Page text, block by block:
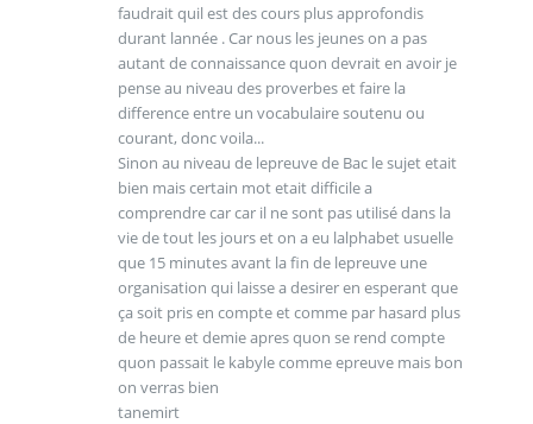
faudrait quil est des cours plus approfondis
durant lannée . Car nous les jeunes on a pas
autant de connaissance quon devrait en avoir je
pense au niveau des proverbes et faire la
difference entre un vocabulaire soutenu ou
courant, donc voila...
Sinon au niveau de lepreuve de Bac le sujet etait
bien mais certain mot etait difficile a
comprendre car car il ne sont pas utilisé dans la
vie de tout les jours et on a eu lalphabet usuelle
que 15 minutes avant la fin de lepreuve une
organisation qui laisse a desirer en esperant que
ça soit pris en compte et comme par hasard plus
de heure et demie apres quon se rend compte
quon passait le kabyle comme epreuve mais bon
on verras bien
tanemirt